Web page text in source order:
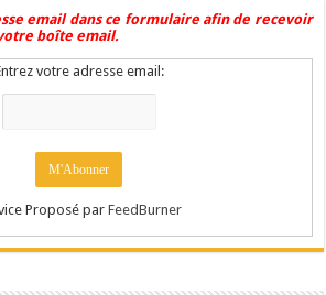
email dans ce formulaire afin de recevoir
boîte email.
votre adresse email:
Proposé par FeedBurner